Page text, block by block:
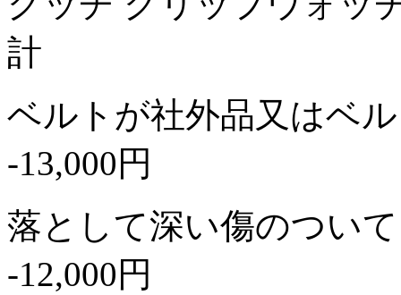
計
ベルトが社外品又はベ
-13,000円
落として深い傷のつい
-12,000円